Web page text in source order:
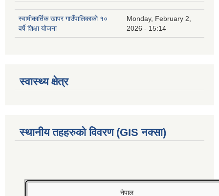
स्वामीकार्तिक खापर गाउँपालिकाको १०
वर्षे शिक्षा योजना
Monday, February 2,
2026 - 15:14
स्वास्थ्य क्षेत्र
स्थानीय तहहरुको विवरण (GIS नक्सा)